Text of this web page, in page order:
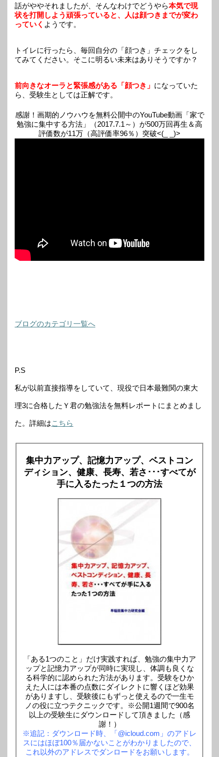
話がややそれましたが、そんなわけでどうやら本気で現
状を打開しよう頑張っていると、人は顔つきまでが変わ
っていく ようです。
トイレに行ったら、毎回自分の「顔つき」チェックをし
てみてください。そこに明るい未来はありそうですか？
前向きなオーラと緊張感がある「顔つき」 になっていた
ら、受験生としては正解です。
感謝！画期的ノウハウを無料公開中のYouTube動画「家で
勉強に集中する方法」（2017.7.1～）が500万回再生＆高
評価数が11万（高評価率96％）突破<(_ _)>
ブログのカテゴリ一覧へ
P.S
私が以前直接指導をしていて、現役で日本最難関の東大
理3に合格したＹ君の勉強法を無料レポートにまとめまし
た。詳細はこちら
集中力アップ、記憶力アップ、ベストコン
ディション、健康、長寿、若さ･･･すべてが
手に入るたった１つの方法
「ある1つのこと」だけ実践すれば、勉強の集中力ア
ップと記憶力アップが同時に実現し、体調も良くな
る科学的に認められた方法があります。受験をひか
えた人には本番の点数にダイレクトに響くほど効果
がありますし、受験後にもずっと使えるので一生モ
ノの役に立つテクニックです。※公開1週間で900名
以上の受験生にダウンロードして頂きました（感
謝！）
※追記：ダウンロード時、「@icloud.com」のアドレ
スにはほぼ100％届かないことがわかりましたので、
これ以外のアドレスでダンロードをお願いします。